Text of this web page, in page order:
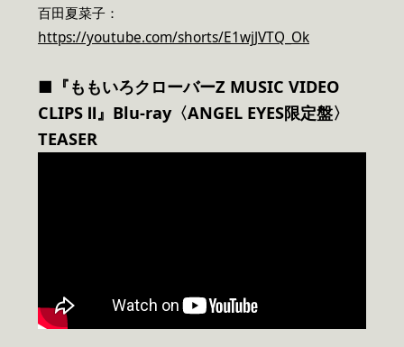
百田夏菜子：
https://youtube.com/shorts/E1wjJVTQ_Ok
■『ももいろクローバーZ MUSIC VIDEO
CLIPS Ⅱ』Blu-ray〈ANGEL EYES限定盤〉
TEASER